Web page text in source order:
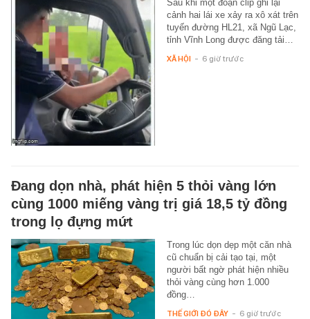
Sau khi một đoạn clip ghi lại
cảnh hai lái xe xảy ra xô xát trên
tuyến đường HL21, xã Ngũ Lạc,
tỉnh Vĩnh Long được đăng tải…
XÃ HỘI - 6 giờ trước
Đang dọn nhà, phát hiện 5 thỏi vàng lớn
cùng 1000 miếng vàng trị giá 18,5 tỷ đồng
trong lọ đựng mứt
Trong lúc dọn dẹp một căn nhà
cũ chuẩn bị cải tạo tại, một
người bất ngờ phát hiện nhiều
thỏi vàng cùng hơn 1.000
đồng…
THẾ GIỚI ĐÓ ĐÂY - 6 giờ trước